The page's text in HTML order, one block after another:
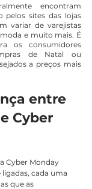
encontram
pelos sites das lojas
variar de varejistas
e muito mais. É
os consumidores
de Natal ou
a preços mais
entre
Cyber
Cyber Monday
cada uma
que as